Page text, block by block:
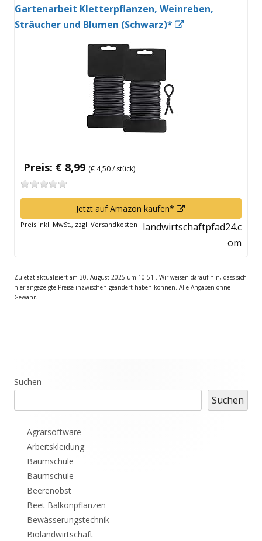
Gartenarbeit Kletterpflanzen, Weinreben,
Sträucher und Blumen (Schwarz)*
Preis: € 8,99 (€ 4,50 / stück)
Jetzt auf Amazon kaufen*
neuem
Fenster
Preis inkl. MwSt., zzgl. Versandkosten
landwirtschaftpfad24.c
om
Zuletzt aktualisiert am 30. August 2025 um 10:51 . Wir weisen darauf hin, dass sich
hier angezeigte Preise inzwischen geändert haben können. Alle Angaben ohne
Gewähr.
Haupt-
Seitenleiste
Suchen
Suchen
Agrarsoftware
Arbeitskleidung
Baumschule
Baumschule
Beerenobst
Beet Balkonpflanzen
Bewässerungstechnik
Biolandwirtschaft